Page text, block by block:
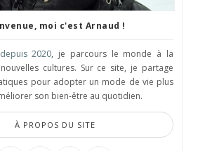
moi c'est Arnaud !
2020, je parcours le monde à la
cultures. Sur ce site, je partage
pour adopter un mode de vie plus
son bien-être au quotidien.
À PROPOS DU SITE